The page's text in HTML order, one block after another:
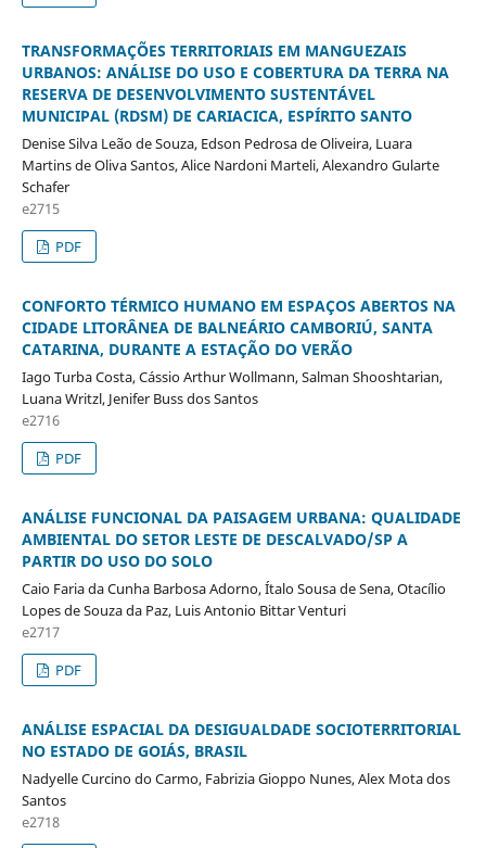
TRANSFORMAÇÕES TERRITORIAIS EM MANGUEZAIS
URBANOS: ANÁLISE DO USO E COBERTURA DA TERRA NA
RESERVA DE DESENVOLVIMENTO SUSTENTÁVEL
MUNICIPAL (RDSM) DE CARIACICA, ESPÍRITO SANTO
Denise Silva Leão de Souza, Edson Pedrosa de Oliveira, Luara
Martins de Oliva Santos, Alice Nardoni Marteli, Alexandro Gularte
Schafer
e2715
PDF
CONFORTO TÉRMICO HUMANO EM ESPAÇOS ABERTOS NA
CIDADE LITORÂNEA DE BALNEÁRIO CAMBORIÚ, SANTA
CATARINA, DURANTE A ESTAÇÃO DO VERÃO
Iago Turba Costa, Cássio Arthur Wollmann, Salman Shooshtarian,
Luana Writzl, Jenifer Buss dos Santos
e2716
PDF
ANÁLISE FUNCIONAL DA PAISAGEM URBANA: QUALIDADE
AMBIENTAL DO SETOR LESTE DE DESCALVADO/SP A
PARTIR DO USO DO SOLO
Caio Faria da Cunha Barbosa Adorno, Ítalo Sousa de Sena, Otacílio
Lopes de Souza da Paz, Luis Antonio Bittar Venturi
e2717
PDF
ANÁLISE ESPACIAL DA DESIGUALDADE SOCIOTERRITORIAL
NO ESTADO DE GOIÁS, BRASIL
Nadyelle Curcino do Carmo, Fabrizia Gioppo Nunes, Alex Mota dos
Santos
e2718